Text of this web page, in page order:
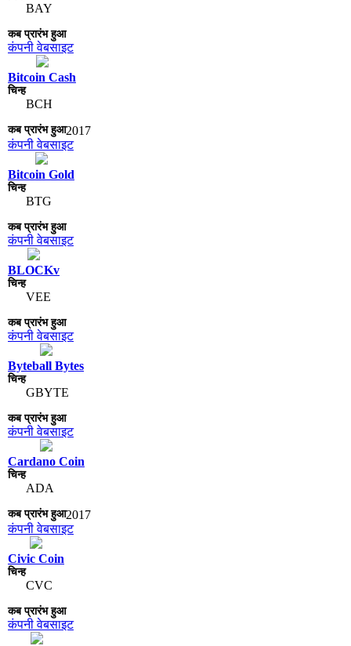
BAY
कंपनी वेबसाइट
Bitcoin Cash
BCH
2017
कंपनी वेबसाइट
Bitcoin Gold
BTG
कंपनी वेबसाइट
BLOCKv
VEE
कंपनी वेबसाइट
Byteball Bytes
GBYTE
कंपनी वेबसाइट
Cardano Coin
ADA
2017
कंपनी वेबसाइट
Civic Coin
CVC
कंपनी वेबसाइट